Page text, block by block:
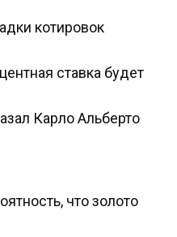
котировок
ставка будет
Карло Альберто
что золото